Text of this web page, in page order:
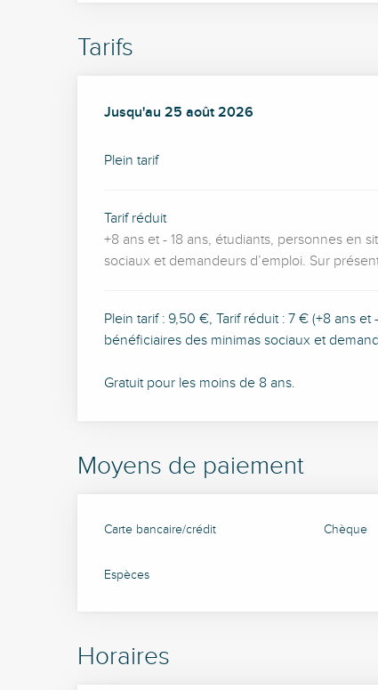
Tarifs
Du24 juillet 2026au25 août 2026
Jusqu'au 25 août 2026
Plein tarif
Tarif réduit
+8 ans et - 18 ans, étudiants, personnes en
sociaux et demandeurs d’emploi. Sur
Plein tarif : 9,50 €, Tarif réduit : 7 € (+8 ans
bénéficiaires des minimas sociaux et
Gratuit pour les moins de 8 ans.
Moyens de paiement
Carte bancaire/crédit Chèque
Espèces
Horaires